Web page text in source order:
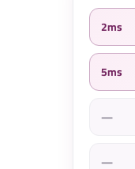
2ms
5ms
—
—